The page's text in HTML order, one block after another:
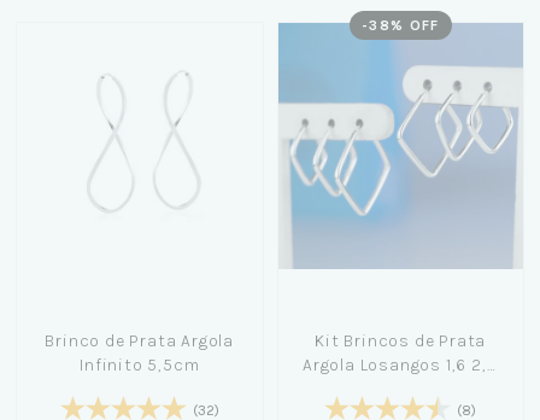
Brinco de Prata Argola
Infinito 5,5cm
(32)
-38 % OFF
Kit Brincos de Prata
Argola Losangos 1,6 2,0
(8)